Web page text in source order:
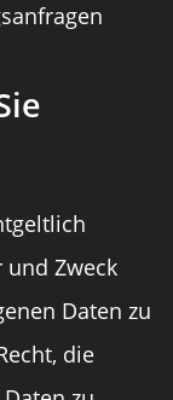
Zweck
Daten zu
die